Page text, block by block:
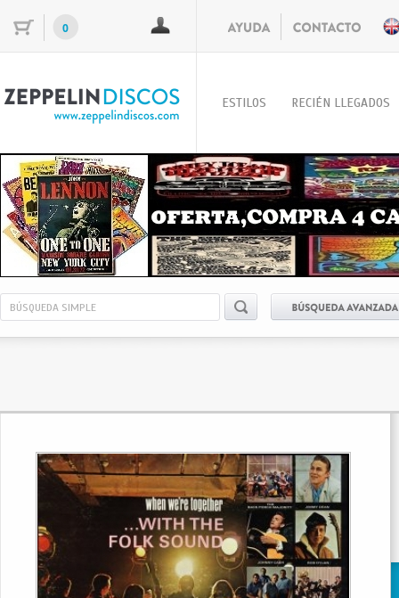
0
ESTILOS RECIÉN LLEGADOS